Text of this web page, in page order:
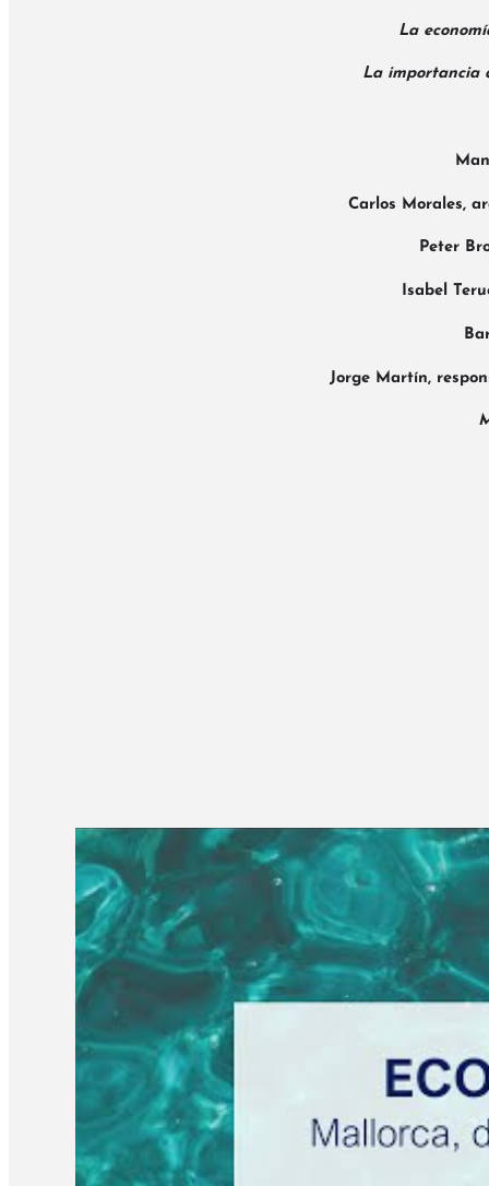
La
La importancia
Carlos Morales,
Peter
Isabel
Jorge Martín,